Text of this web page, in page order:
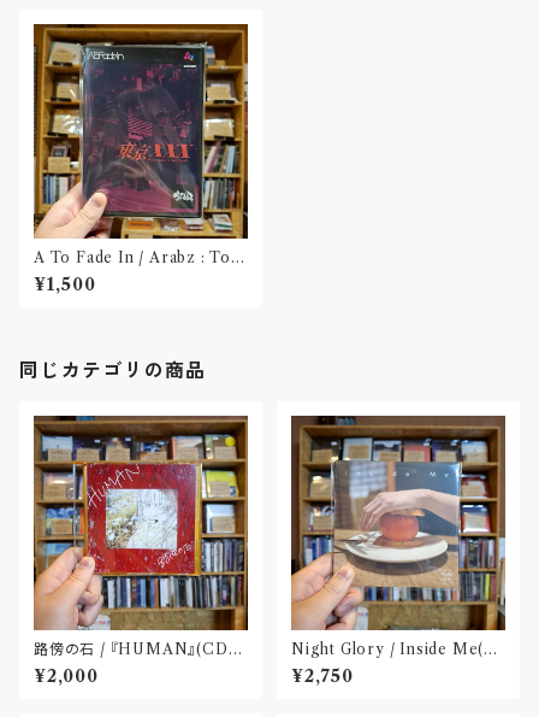
A To Fade In / Arabz : Tok
yo: XXX of Metropolis(C
D)
¥1,500
同じカテゴリの商品
路傍の石 / 『HUMAN』(CD-
R)
¥2,000
Night Glory / Inside Me(C
D)〝名古屋〟
¥2,750